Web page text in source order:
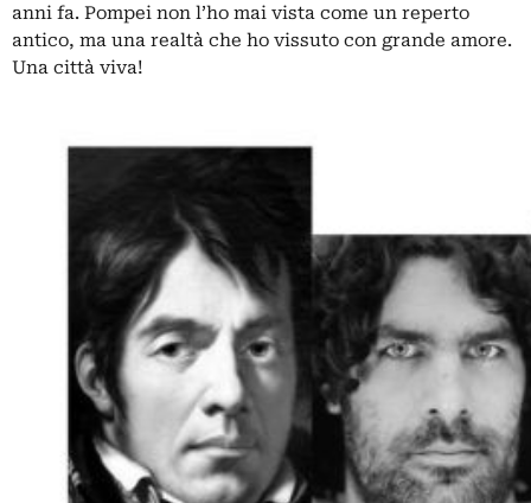
anni fa. Pompei non l’ho mai vista come un reperto
antico, ma una realtà che ho vissuto con grande amore.
Una città viva!